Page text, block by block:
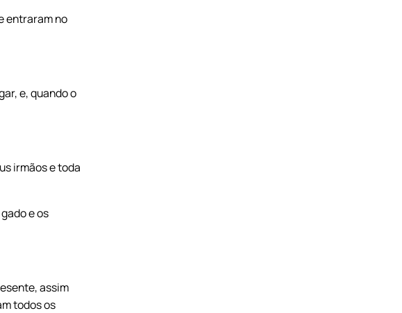
entraram no
e, quando o
irmãos e toda
e os
assim
todos os